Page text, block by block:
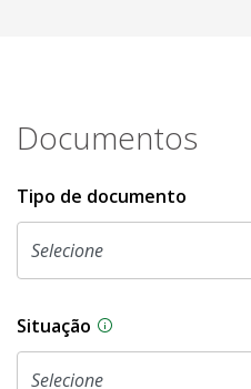
Documentos
Tipo de documento
Situação Na CLDF, as